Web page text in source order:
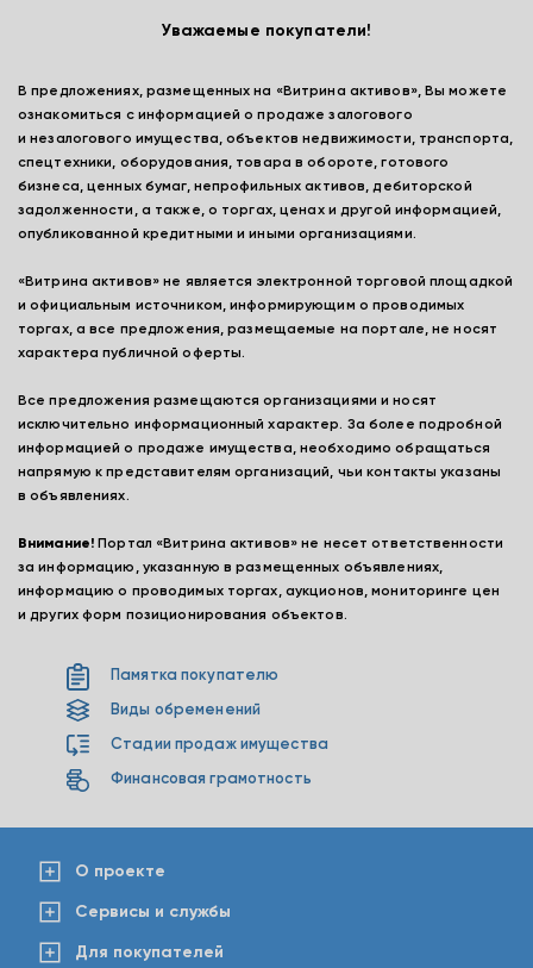
Уважаемые покупатели!
В предложениях, размещенных на «Витрина активов», Вы можете
ознакомиться с информацией о продаже залогового
и незалогового имущества, объектов недвижимости, транспорта,
спецтехники, оборудования, товара в обороте, готового
бизнеса, ценных бумаг, непрофильных активов, дебиторской
задолженности, а также, о торгах, ценах и другой информацией,
опубликованной кредитными и иными организациями.
«Витрина активов» не является электронной торговой площадкой
и официальным источником, информирующим о проводимых
торгах, а все предложения, размещаемые на портале, не носят
характера публичной оферты.
Все предложения размещаются организациями и носят
исключительно информационный характер. За более подробной
информацией о продаже имущества, необходимо обращаться
напрямую к представителям организаций, чьи контакты указаны
в объявлениях.
Внимание! Портал «Витрина активов» не несет ответственности
за информацию, указанную в размещенных объявлениях,
информацию о проводимых торгах, аукционов, мониторинге цен
и других форм позиционирования объектов.
Памятка покупателю
Виды обременений
Стадии продаж имущества
Финансовая грамотность
О проекте
Сервисы и службы
Для покупателей